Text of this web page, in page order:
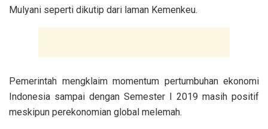
Mulyani seperti dikutip dari laman Kemenkeu.
Pemerintah mengklaim momentum pertumbuhan ekonomi
Indonesia sampai dengan Semester I 2019 masih positif
meskipun perekonomian global melemah.